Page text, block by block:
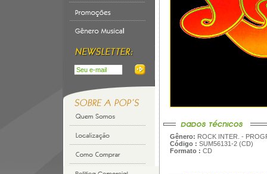
Gênero: ROCK INTER. -
Código : SUM56131-2 (CD)
Formato : CD